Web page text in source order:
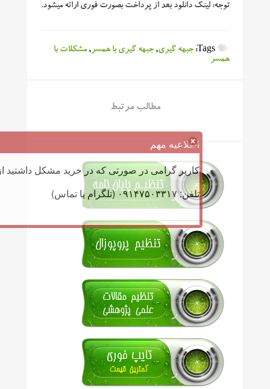
توجه: لینک دانلود بعد از پرداخت بصورت فوری ارائه میشود.
Tags: جبهه گیری,جبهه گیری با همسر,مشکلات با
همسر
مطالب مرتبط
اطلاعیه مهم
کاربر گرامی در صورتی که در خرید مشکل داشتید
تلفن: ۰۹۱۴۷۵۰۳۳۱۷ (تلگرام یا تماس)